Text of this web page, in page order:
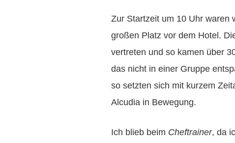
Zur Startzeit um 10 Uhr waren
großen Platz vor dem Hotel.
vertreten und so kamen über
das nicht in einer Gruppe
so setzten sich mit kurzem
Alcudia in Bewegung.
Ich blieb beim Cheftrainer, da